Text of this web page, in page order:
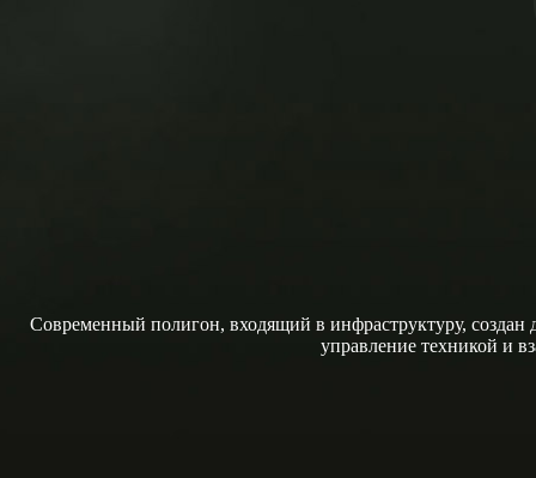
Современный полигон, входящий в инфраструктуру, создан
управление техникой и